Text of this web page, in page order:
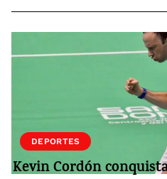
DEPORTES
Kevin Cordón